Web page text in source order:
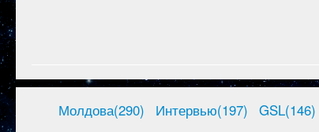
Молдова(290) Интервью(197) GSL(146)